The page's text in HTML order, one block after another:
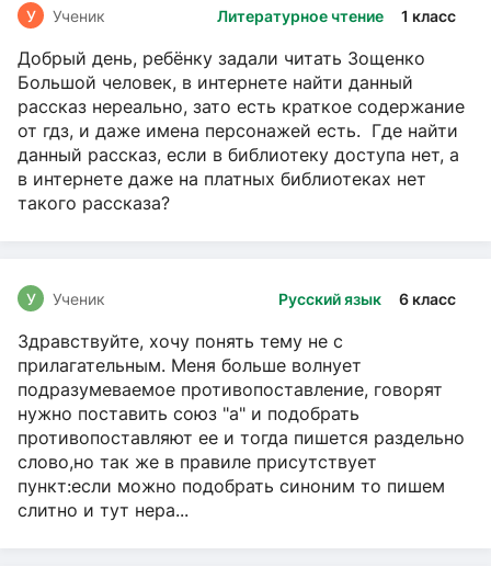
Литературное чтение 1 класс
У Ученик
Добрый день, ребёнку задали читать Зощенко
Большой человек, в интернете найти данный
рассказ нереально, зато есть краткое содержание
от гдз, и даже имена персонажей есть. Где найти
данный рассказ, если в библиотеку доступа нет, а
в интернете даже на платных библиотеках нет
такого рассказа?
Русский язык 6 класс
У Ученик
Здравствуйте, хочу понять тему не с
прилагательным. Меня больше волнует
подразумеваемое противопоставление, говорят
нужно поставить союз "а" и подобрать
противопоставляют ее и тогда пишется раздельно
слово,но так же в правиле присутствует
пункт:если можно подобрать синоним то пишем
слитно и тут нера...